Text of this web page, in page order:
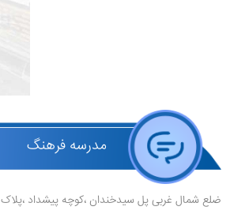
مدرسه فرهنگ
ضلع شمال غربی پل سیدخندان ،کوچه پیشداد ،پلاک 16